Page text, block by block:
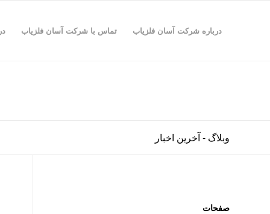
درباره شرکت آسان فلزیاب تماس با شرکت آسان فلزیاب
وبلاگ - آخرین اخبار
صفحات